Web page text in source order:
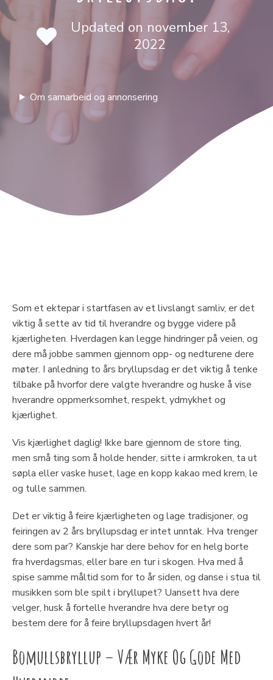
Updated on november 13,
2022
Om samarbeid og annonsering
Som et ektepar i startfasen av et livslangt samliv, er det
viktig å sette av tid til hverandre og bygge videre på
kjærligheten. Hverdagen kan legge hindringer på veien, og
dere må jobbe sammen gjennom opp- og nedturene dere
møter. I anledning to års bryllupsdag er det viktig å tenke
tilbake på hvorfor dere valgte hverandre og huske å vise
hverandre oppmerksomhet, respekt, ydmykhet og
kjærlighet.
Vis kjærlighet daglig! Ikke bare gjennom de store ting,
men små ting som å holde hender, sitte i armkroken, ta ut
søpla eller vaske huset, lage en kopp kakao med krem, le
og tulle sammen.
Det er viktig å feire kjærligheten og lage tradisjoner, og
feiringen av 2 års bryllupsdag er intet unntak. Hva trenger
dere som par? Kanskje har dere behov for en helg borte
fra hverdagsmas, eller bare en tur i skogen. Hva med å
spise samme måltid som for to år siden, og danse i stua til
musikken som ble spilt i bryllupet? Uansett hva dere
velger, husk å fortelle hverandre hva dere betyr og
bestem dere for å feire bryllupsdagen hvert år!
Bomullsbryllup – Vær Myke Og Gode Med